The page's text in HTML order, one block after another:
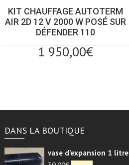
KIT CHAUFFAGE AUTOTERM
AIR 2D 12 V 2000 W POSÉ SUR
DÉFENDER 110
1 950,00€
DANS LA BOUTIQUE
vase d’expansion 1 litre